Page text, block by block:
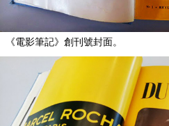
《電影筆記》創刊號封面。